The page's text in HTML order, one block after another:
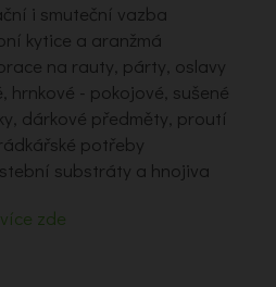
i smuteční vazba
kytice a aranžmá
na rauty, párty, oslavy
hrnkové - pokojové, sušené
dárkové předměty, proutí
potřeby
substráty a hnojiva
více zde